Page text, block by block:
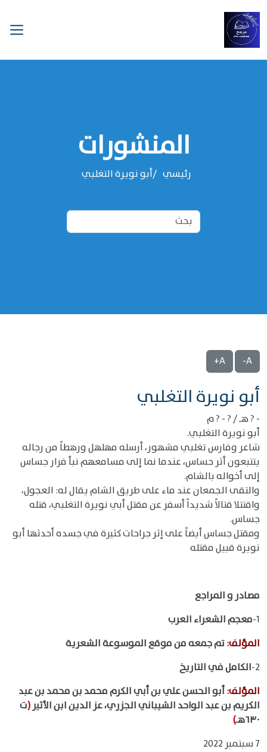
المنشورات
رئيسي ‌‌أبو نويرة التغلبي
A-
A+
‌‌أبو نويرة التغلبي
- ? هـ / ? - ? م
أبو نويرة التغلبي.
شاعر وفارس تغلبي مشهور، أرسله مهلهل ورهطاً من رجاله
يتتبعون أثر حساس، عندما نما إلى مسامعهم نبأ فرار جساس
إلى أخواله بالشام.
والتقى الجمعان عند ماء على طريق الشام يقال له: العجول،
واقتتلا قتالاً شديداً أسفر عن مقتل أبي نويرة التغلبي، قتله
جساس.
ومقتل جساس أيضاً على إثر جراحات كثيرة في جسده أحدثها أبو
نويرة قبيل مقتله
مصادر و المراجع
1- معجم الشعراء العرب
المؤلف:تم جمعه من موقع الموسوعة الشعرية
2- الكامل في التاريخ
المؤلف:أبو الحسن علي بن أبي الكرم محمد بن محمد بن عبد
الكريم بن عبد الواحد الشيباني الجزري،عز الدين ابن الأثير(ت
٦٣٠هـ
)
7 سبتمبر 2022